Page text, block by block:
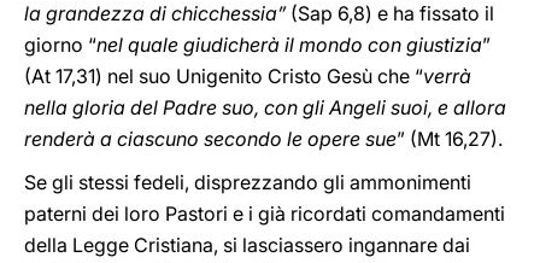
la grandezza di chicchessia” (Sap 6,8) e ha fissato il
giorno “nel quale giudicherà il mondo con giustizia”
(At 17,31) nel suo Unigenito Cristo Gesù che “verrà
nella gloria del Padre suo, con gli Angeli suoi, e allora
renderà a ciascuno secondo le opere sue” (Mt 16,27).
Se gli stessi fedeli, disprezzando gli ammonimenti
paterni dei loro Pastori e i già ricordati comandamenti
della Legge Cristiana, si lasciassero ingannare dai